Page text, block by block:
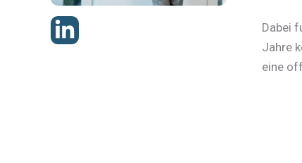
Dabei
Jahre
eine